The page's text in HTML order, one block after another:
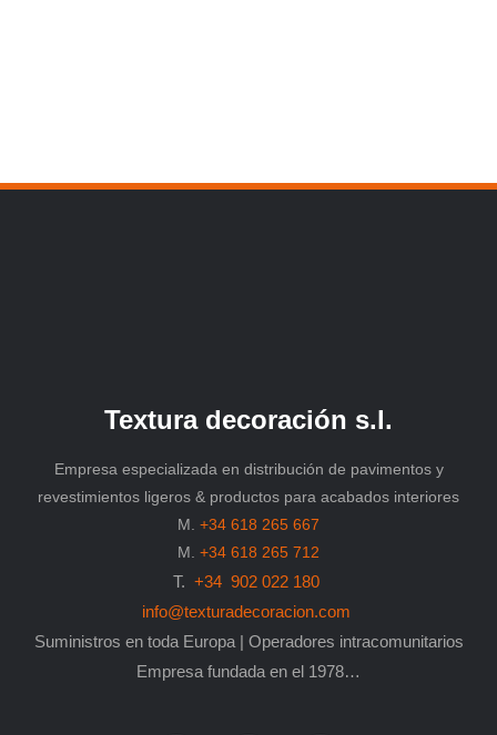
Textura decoración s.l.
Empresa especializada en distribución de pavimentos y
revestimientos ligeros & productos para acabados interiores
M. +34 618 265 667
M. +34 618 265 712
T. +34 902 022 180
info@texturadecoracion.com
Suministros en toda Europa | Operadores intracomunitarios
Empresa fundada en el 1978…